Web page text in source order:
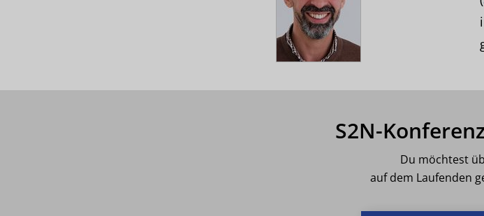
S2N-
Du möchtest
auf dem Laufenden